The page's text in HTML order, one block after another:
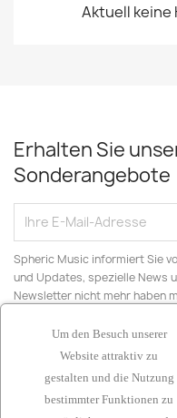
Aktuell keine
Erhalten Sie
Sonderangebote
Spheric Music informiert Sie
und Updates, spezielle News
Newsletter nicht mehr haben
ARTIKEL
Um den Besuch unserer
Website attraktiv zu
gestalten und die Nutzung
bestimmter Funktionen zu